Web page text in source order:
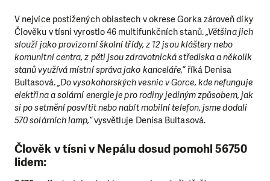
V nejvíce postižených oblastech v okrese Gorka zároveň díky
Člověku v tísni vyrostlo 46 multifunkčních stanů.„Většina jich
slouží jako provizorní školní třídy, z 12 jsou kláštery nebo
komunitní centra, z pěti jsou zdravotnická střediska a několik
stanů využívá místní správa jako kanceláře,“říká Denisa
Bultasová.„Do vysokohorských vesnic v Gorce, kde nefunguje
elektřina a solární energie je pro rodiny jediným způsobem, jak
si po setmění posvítit nebo nabít mobilní telefon, jsme dodali
570 solárních lamp,“vysvětluje Denisa Bultasová.
Člověk v tísni v Nepálu dosud pomohl 56750
lidem: